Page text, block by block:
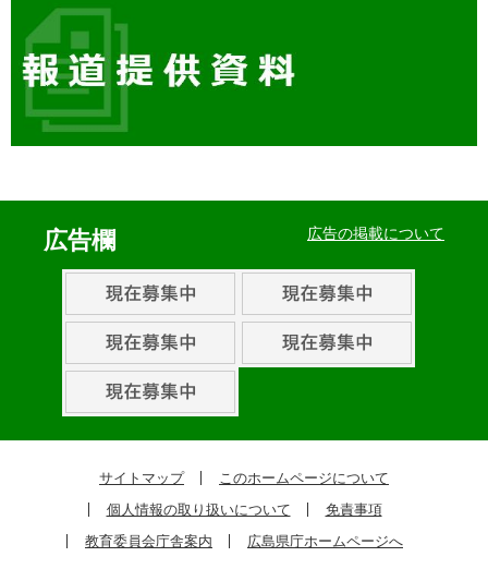
広告欄 広告の掲載について
サイトマップ
このホームページについて
個人情報の取り扱いについて
免責事項
教育委員会庁舎案内
広島県庁ホームページへ